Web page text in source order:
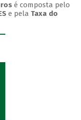
é composta pelo
e pelaTaxa do